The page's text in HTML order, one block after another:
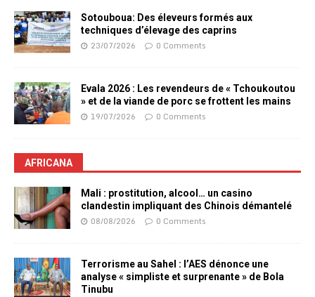
Sotouboua: Des éleveurs formés aux
techniques d’élevage des caprins
23/07/2026 0 Comments
Evala 2026 : Les revendeurs de « Tchoukoutou
» et de la viande de porc se frottent les mains
19/07/2026 0 Comments
AFRICANA
Mali : prostitution, alcool… un casino
clandestin impliquant des Chinois démantelé
08/08/2026 0 Comments
Terrorisme au Sahel : l’AES dénonce une
analyse « simpliste et surprenante » de Bola
Tinubu